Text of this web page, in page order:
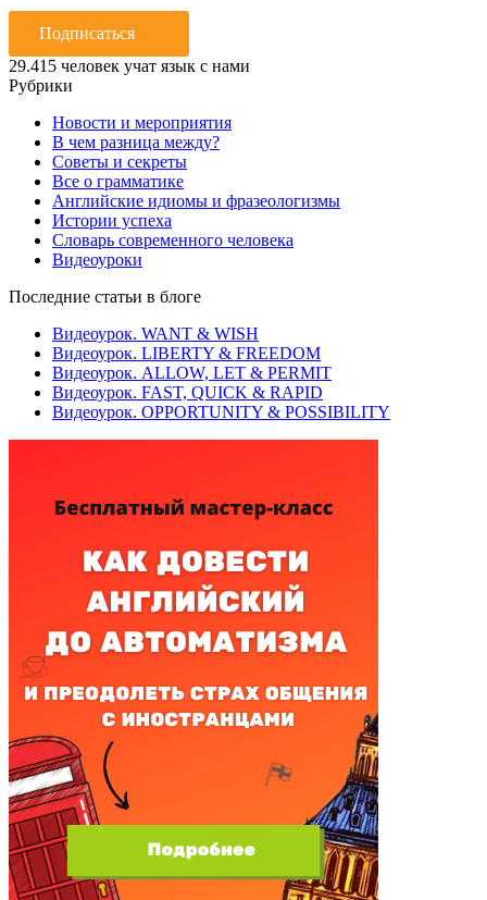
Подписаться
29.415 человек учат язык с нами
Рубрики
Новости и мероприятия
В чем разница между?
Советы и секреты
Все о грамматике
Английские идиомы и фразеологизмы
Истории успеха
Словарь современного человека
Видеоуроки
Последние статьи в блоге
Видеоурок. WANT & WISH
Видеоурок. LIBERTY & FREEDOM
Видеоурок. ALLOW, LET & PERMIT
Видеоурок. FAST, QUICK & RAPID
Видеоурок. OPPORTUNITY & POSSIBILITY